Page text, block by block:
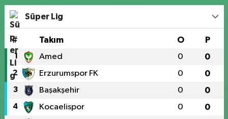
Süper Lig
# Takım O P
1 Amed 0 0
2 Erzurumspor FK 0 0
3 Başakşehir 0 0
4 Kocaelispor 0 0